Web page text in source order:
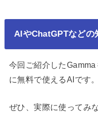
AIやChatGPTなどの
今回ご紹介した
に無料で使えるAIです。
ぜひ、実際に使ってみ